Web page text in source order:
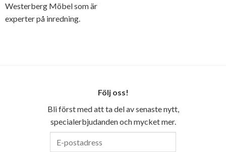
Westerberg Möbel som är
experter på inredning.
Följ oss!
Bli först med att ta del av senaste nytt,
specialerbjudanden och mycket mer.